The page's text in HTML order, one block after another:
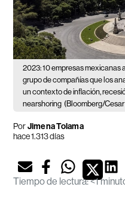
2023: 10 empresas mexicanas
grupo de compañías que los
un contexto de inflación,
nearshoring (Bloomberg/
PorJimena Tolama
hace 1.313 días
Tiempo de lectura:<1